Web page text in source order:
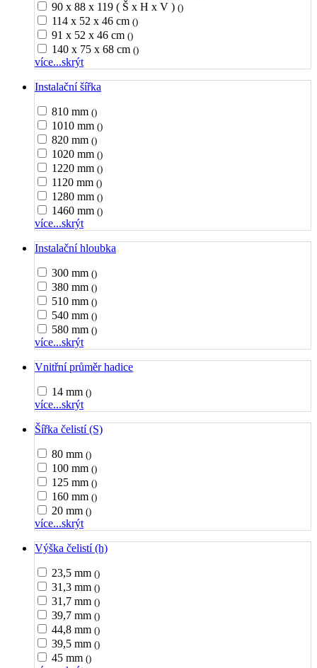
90 x 88 x 119 ( Š x H x V ) ()
114 x 52 x 46 cm ()
91 x 52 x 46 cm ()
140 x 75 x 68 cm ()
více...skrýt
Instalační šířka
810 mm ()
1010 mm ()
820 mm ()
1020 mm ()
1220 mm ()
1120 mm ()
1280 mm ()
1460 mm ()
více...skrýt
Instalační hloubka
300 mm ()
380 mm ()
510 mm ()
540 mm ()
580 mm ()
více...skrýt
Vnitřní průměr hadice
14 mm ()
více...skrýt
Šířka čelistí (S)
80 mm ()
100 mm ()
125 mm ()
160 mm ()
20 mm ()
více...skrýt
Výška čelistí (h)
23,5 mm ()
31,3 mm ()
31,7 mm ()
39,7 mm ()
44,8 mm ()
39,5 mm ()
45 mm ()